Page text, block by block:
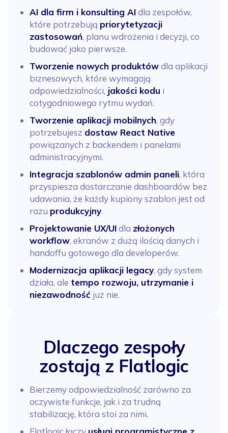
AI dla firm i konsulting AIdla zespołów,
które potrzebują priorytetyzacji
zastosowań, planu wdrożenia i decyzji, co
budować jako pierwsze.
Tworzenie nowych produktówdla aplikacji
biznesowych, które wymagają
odpowiedzialności, jakości kodu i
cotygodniowego rytmu wydań.
Tworzenie aplikacji mobilnych, gdy
potrzebujesz dostaw React Native
powiązanych z backendem i panelami
administracyjnymi.
Integracja szablonów admin paneli, która
przyspiesza dostarczanie dashboardów bez
udawania, że każdy kupiony szablon jest od
razu produkcyjny.
Projektowanie UX/UIdla złożonych
workflow, ekranów z dużą ilością danych i
handoffu gotowego dla developerów.
Modernizacja aplikacji legacy, gdy system
działa, ale tempo rozwoju, utrzymanie i
niezawodność już nie.
Dlaczego zespoły
zostają z Flatlogic
Bierzemy odpowiedzialność zarówno za
oczywiste funkcje, jak i za trudną
stabilizację, która stoi za nimi.